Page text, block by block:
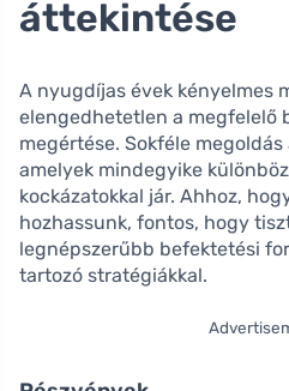
áttekintése
A nyugdíjas évek kényelmes
elengedhetetlen a megfelelő
megértése. Sokféle
amelyek mindegyike
kockázatokkal jár. Ahhoz,
hozhassunk, fontos, hogy
legnépszerűbb befektetési
tartozó stratégiákkal.